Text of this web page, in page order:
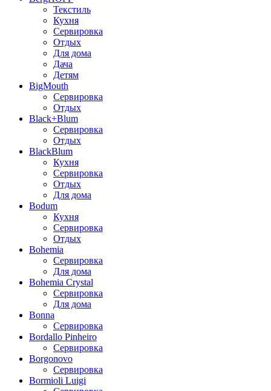
Текстиль
Кухня
Сервировка
Отдых
Для дома
Дача
Детям
BigMouth
Сервировка
Отдых
Black+Blum
Сервировка
Отдых
BlackBlum
Кухня
Сервировка
Отдых
Для дома
Bodum
Кухня
Сервировка
Отдых
Bohemia
Сервировка
Для дома
Bohemia Crystal
Сервировка
Для дома
Bonna
Сервировка
Bordallo Pinheiro
Сервировка
Borgonovo
Сервировка
Bormioli Luigi